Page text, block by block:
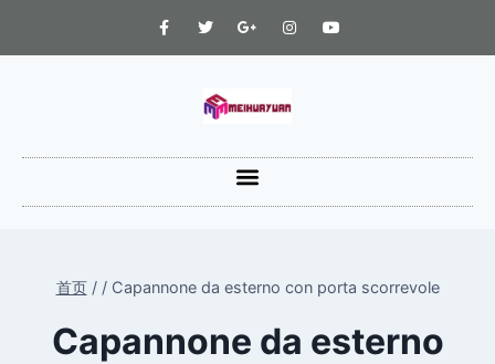
首页 / / Capannone da esterno con porta scorrevole
Capannone da esterno